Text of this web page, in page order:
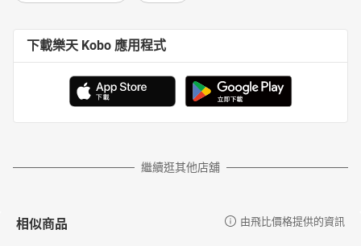
下載樂天 Kobo 應用程式
繼續逛其他店舖
相似商品 由飛比價格提供的資訊